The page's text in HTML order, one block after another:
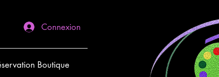
Connexion
Boutique